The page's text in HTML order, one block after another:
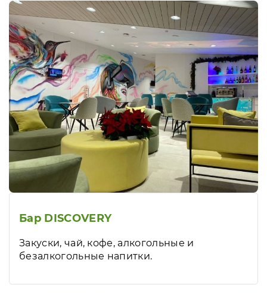
Бар DISCOVERY
Закуски, чай, кофе, алкогольные и
безалкогольные напитки.